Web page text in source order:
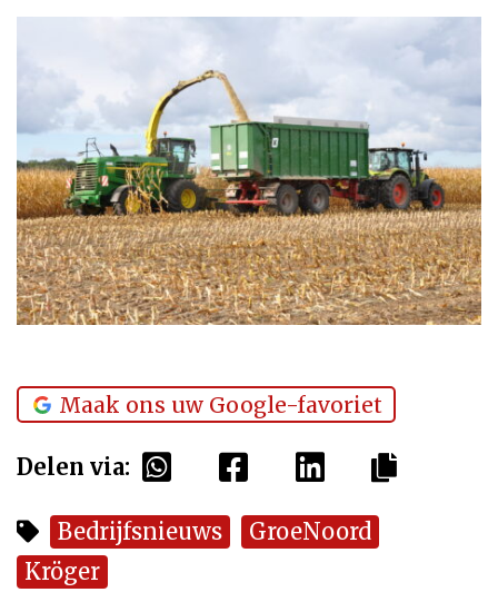
Maak ons uw Google-favoriet
Delen via:
Bedrijfsnieuws
GroeNoord
Kröger